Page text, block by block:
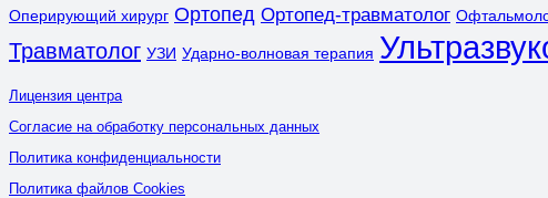
Оперирующий хирург Ортопед Ортопед-травматолог
Травматолог УЗИ Ударно-волновая терапия
Лицензия центра
Согласие на обработку персональных данных
Политика конфиденциальности
Политика файлов Cookies